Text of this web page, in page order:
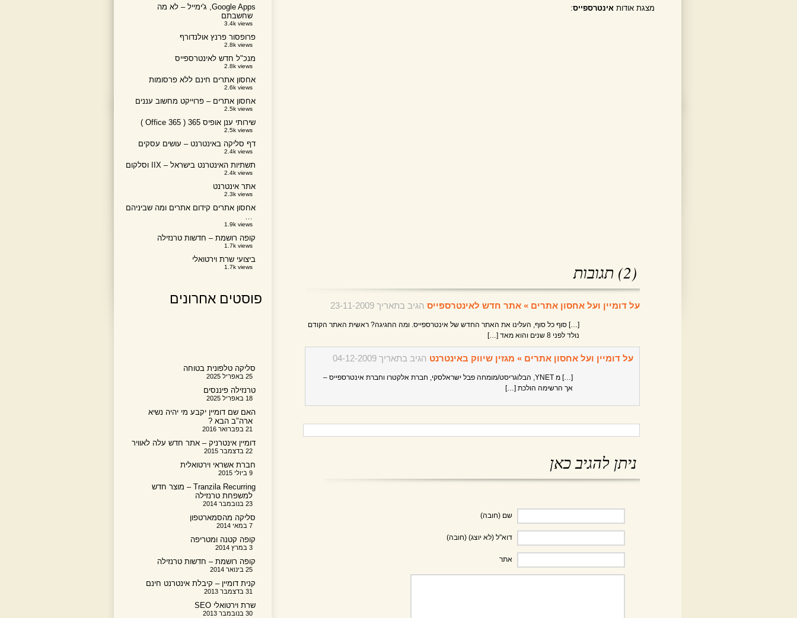
מצגת אודות אינטרספייס:
(2) תגובות
על דומיין ועל אחסון אתרים » אתר חדש לאינטרספייס הגיב בתאריך 23-11-2009
[…] סוף כל סוף, העלינו את האתר החדש של אינטרספייס. ומה החגיגה? ראשית האתר הקודם
נולד לפני 8 שנים והוא מאד […]
על דומיין ועל אחסון אתרים » מגזין שיווק באינטרנט הגיב בתאריך 04-12-2009
[…] מ YNET, הבלוגריסט/מומחה פבל ישראלסקי, חברת אלקטרו וחברת אינטרספייס –
אך הרשימה הולכת […]
ניתן להגיב כאן
שם (חובה)
דוא"ל (לא יוצג) (חובה)
אתר
Google Apps, ג'ימייל – לא מה
שחשבתם
3.4k views
פרופסור פרנץ אולנדורף
2.8k views
מנכ"ל חדש לאינטרספייס
2.8k views
אחסון אתרים חינם ללא פרסומות
2.6k views
אחסון אתרים – פרוייקט מחשוב עננים
2.5k views
שירותי ענן אופיס 365 ( Office 365 )
2.5k views
דף סליקה באינטרנט – עושים עסקים
2.4k views
תשתיות האינטרנט בישראל – IIX וסלקום
2.4k views
אתר אינטרנט
2.3k views
אחסון אתרים קידום אתרים ומה שביניהם
…
1.9k views
קופה רושמת – חדשות טרנזילה
1.7k views
ביצועי שרת וירטואלי
1.7k views
פוסטים אחרונים
סליקה טלפונית בטוחה
25 באפריל 2025
טרנזילה פיננסים
18 באפריל 2025
האם שם דומיין יקבע מי יהיה נשיא
ארה"ב הבא ?
21 בפברואר 2016
דומיין אינטרניק – אתר חדש עלה לאוויר
22 בדצמבר 2015
חברת אשראי וירטואלית
9 ביולי 2015
Tranzila Recurring – מוצר חדש
למשפחת טרנזילה
23 בנובמבר 2014
סליקה מהסמארטפון
7 במאי 2014
קופה קטנה ומטריפה
3 במרץ 2014
קופה רושמת – חדשות טרנזילה
25 בינואר 2014
קנית דומיין – קיבלת אינטרנט חינם
31 בדצמבר 2013
שרת וירטואלי SEO
30 בנובמבר 2013